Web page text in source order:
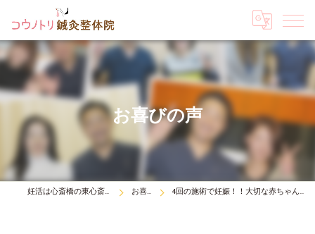
お喜びの声
妊活は心斎橋の東心斎橋コウノトリ鍼灸整体院 お喜びの声 4回の施術で妊娠！！大切な赤ちゃんの為 体質改善を続けたいと思います！！